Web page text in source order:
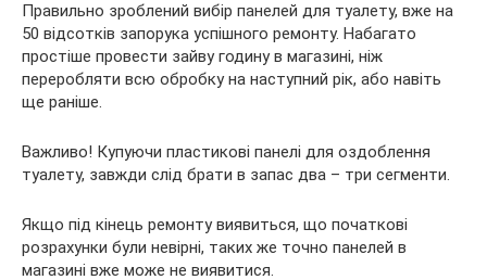
Правильно зроблений вибір панелей для туалету, вже на
50 відсотків запорука успішного ремонту. Набагато
простіше провести зайву годину в магазині, ніж
переробляти всю обробку на наступний рік, або навіть
ще раніше.
Важливо! Купуючи пластикові панелі для оздоблення
туалету, завжди слід брати в запас два – три сегменти.
Якщо під кінець ремонту виявиться, що початкові
розрахунки були невірні, таких же точно панелей в
магазині вже може не виявитися.